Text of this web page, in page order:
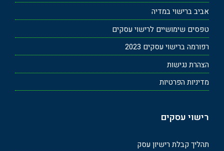
אביב ברישוי במדיה
טפסים שימושיים לרישוי עסקים
רפורמה ברישוי עסקים 2023
הצהרת נגישות
מדיניות הפרטיות
רישוי עסקים
תהליך קבלת רישיון עסק